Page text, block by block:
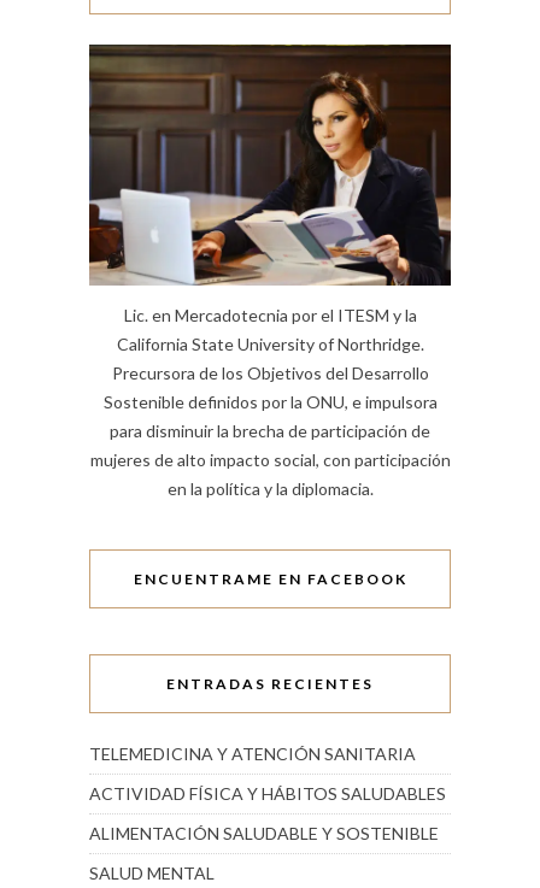
Lic. en Mercadotecnia por el ITESM y la
California State University of Northridge.
Precursora de los Objetivos del Desarrollo
Sostenible definidos por la ONU, e impulsora
para disminuir la brecha de participación de
mujeres de alto impacto social, con participación
en la política y la diplomacia.
ENCUENTRAME EN FACEBOOK
ENTRADAS RECIENTES
TELEMEDICINA Y ATENCIÓN SANITARIA
ACTIVIDAD FÍSICA Y HÁBITOS SALUDABLES
ALIMENTACIÓN SALUDABLE Y SOSTENIBLE
SALUD MENTAL